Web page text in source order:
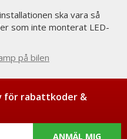
ska vara så
som inte monterat LED-
på bilen
för rabattkoder &
ANMÄL MIG